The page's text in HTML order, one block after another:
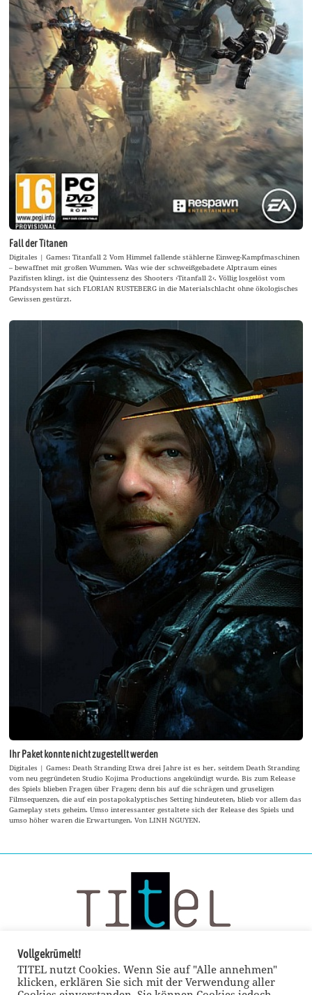
Fall der Titanen
Digitales | Games: Titanfall 2 Vom Himmel fallende stählerne Einweg-Kampfmaschinen
– bewaffnet mit großen Wummen. Was wie der schweißgebadete Alptraum eines
Pazifisten klingt, ist die Quintessenz des Shooters ›Titanfall 2‹. Völlig losgelöst vom
Pfandsystem hat sich FLORIAN RUSTEBERG in die Materialschlacht ohne ökologisches
Gewissen gestürzt.
Ihr Paket konnte nicht zugestellt werden
Digitales | Games: Death Stranding Etwa drei Jahre ist es her, seitdem Death Stranding
vom neu gegründeten Studio Kojima Productions angekündigt wurde. Bis zum Release
des Spiels blieben Fragen über Fragen; denn bis auf die schrägen und gruseligen
Filmsequenzen, die auf ein postapokalyptisches Setting hindeuteten, blieb vor allem das
Gameplay stets geheim. Umso interessanter gestaltete sich der Release des Spiels und
umso höher waren die Erwartungen. Von LINH NGUYEN.
Vollgekrümelt!
TITEL nutzt Cookies. Wenn Sie auf "Alle annehmen"
klicken, erklären Sie sich mit der Verwendung aller